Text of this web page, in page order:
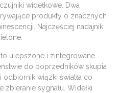
widełkowe. Dwa
produkty o znacznych
Najczęściej nadajnik
ulepszone i zintegrowane
do poprzedników skupia
wiązki światła co
zbieranie sygnału. Widełki